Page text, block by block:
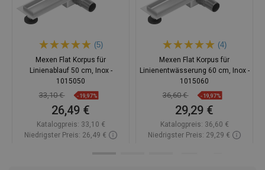
(5)
Mexen Flat Korpus für
Linienablauf 50 cm, Inox -
1015050
33,10 € -19,97%
26,49 €
Katalogpreis: 33,10 €
Niedrigster Preis: 26,49 €
(4)
Mexen Flat Korpus für
Linienentwässerung 60 cm, Inox -
1015060
36,60 € -19,97%
29,29 €
Katalogpreis: 36,60 €
Niedrigster Preis: 29,29 €